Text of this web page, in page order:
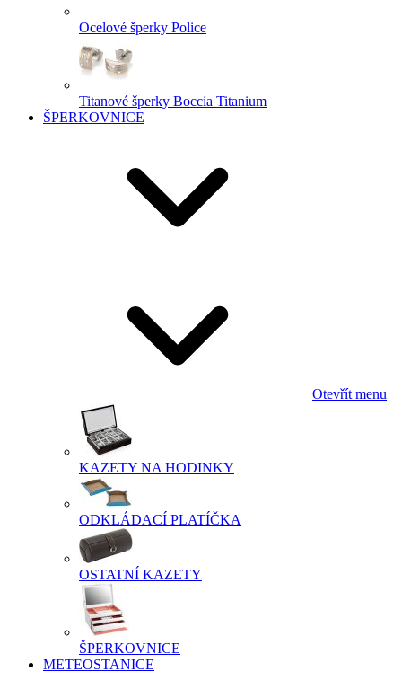
Ocelové šperky Police
Titanové šperky Boccia Titanium
ŠPERKOVNICE
Otevřít menu
KAZETY NA HODINKY
ODKLÁDACÍ PLATÍČKA
OSTATNÍ KAZETY
ŠPERKOVNICE
METEOSTANICE